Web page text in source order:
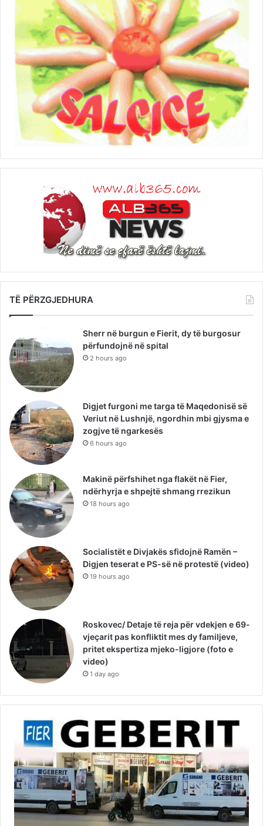
TË PËRZGJEDHURA
Sherr në burgun e Fierit, dy të burgosur
përfundojnë në spital
2 hours ago
Digjet furgoni me targa të Maqedonisë së
Veriut në Lushnjë, ngordhin mbi gjysma e
zogjve të ngarkesës
6 hours ago
Makinë përfshihet nga flakët në Fier,
ndërhyrja e shpejtë shmang rrezikun
18 hours ago
Socialistët e Divjakës sfidojnë Ramën –
Digjen teserat e PS-së në protestë (video)
19 hours ago
Roskovec/ Detaje të reja për vdekjen e 69-
vjeçarit pas konfliktit mes dy familjeve,
pritet ekspertiza mjeko-ligjore (foto e
video)
1 day ago